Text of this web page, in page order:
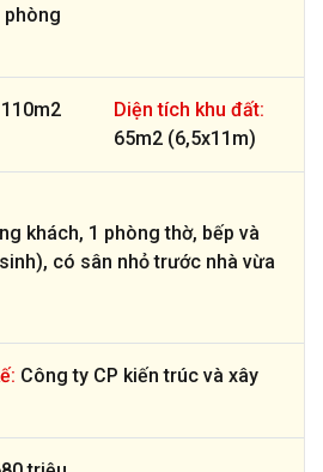
phòng
110m2
Diện tích khu đất:
65m2 (6,5x11m)
khách, 1 phòng thờ, bếp và
có sân nhỏ trước nhà vừa
Công ty CP kiến trúc và xây